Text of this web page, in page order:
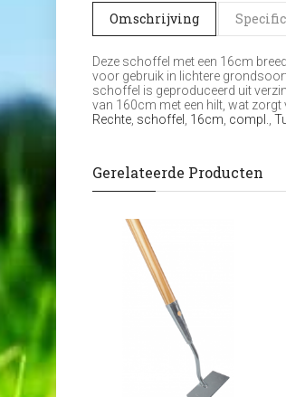
Omschrijving
Deze schoffel met een 16cm
voor gebruik in lichtere
schoffel is geproduceerd uit
van 160cm met een hilt, wat zorgt
Rechte schoffel 16cm compl.
Gerelateerde Producten